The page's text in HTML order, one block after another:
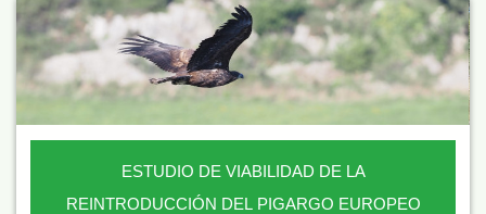
ESTUDIO DE VIABILIDAD DE LA
REINTRODUCCIÓN DEL PIGARGO EUROPEO